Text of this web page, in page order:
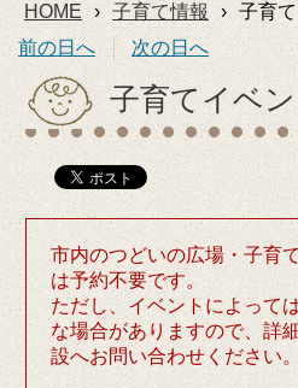
HOME › 子育て情報 › 子育
子育てイベ
市内のつどいの広場・子育
は予約不要です。
ただし、イベントによって
な場合がありますので、詳
設へお問い合わせください。
前の日へ 次の日へ